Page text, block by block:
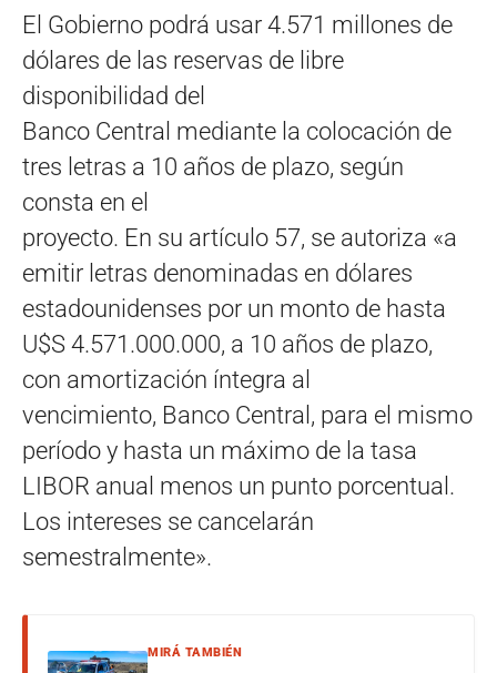
El Gobierno podrá usar 4.571 millones de
dólares de las reservas de libre
disponibilidad del
Banco Central mediante la colocación de
tres letras a 10 años de plazo, según
consta en el
proyecto. En su artículo 57, se autoriza «a
emitir letras denominadas en dólares
estadounidenses por un monto de hasta
U$S 4.571.000.000, a 10 años de plazo,
con amortización íntegra al
vencimiento, Banco Central, para el mismo
período y hasta un máximo de la tasa
LIBOR anual menos un punto porcentual.
Los intereses se cancelarán
semestralmente».
MIRÁ TAMBIÉN